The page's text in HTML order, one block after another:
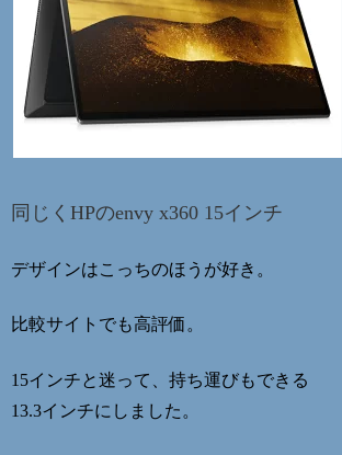
同じくHPのenvy x360 15インチ
デザインはこっちのほうが好き。
比較サイトでも高評価。
15インチと迷って、持ち運びもできる
13.3インチにしました。